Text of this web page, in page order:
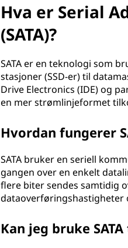
Hva er Serial
(SATA)?
SATA er en teknologi som
stasjoner (SSD-er) til
Drive Electronics (IDE) og
en mer strømlinjeformet
Hvordan fungerer
SATA bruker en seriell
gangen over en enkelt
flere biter sendes samtidig
dataoverføringshastigheter
Kan jeg bruke